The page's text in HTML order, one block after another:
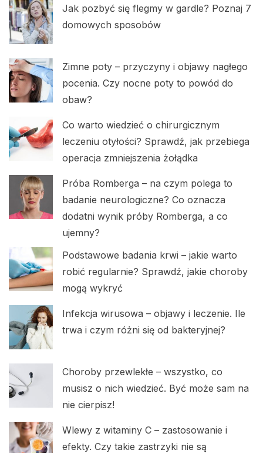
Jak pozbyć się flegmy w gardle? Poznaj 7
domowych sposobów
Zimne poty – przyczyny i objawy nagłego
pocenia. Czy nocne poty to powód do
obaw?
Co warto wiedzieć o chirurgicznym
leczeniu otyłości? Sprawdź, jak przebiega
operacja zmniejszenia żołądka
Próba Romberga – na czym polega to
badanie neurologiczne? Co oznacza
dodatni wynik próby Romberga, a co
ujemny?
Podstawowe badania krwi – jakie warto
robić regularnie? Sprawdź, jakie choroby
mogą wykryć
Infekcja wirusowa – objawy i leczenie. Ile
trwa i czym różni się od bakteryjnej?
Choroby przewlekłe – wszystko, co
musisz o nich wiedzieć. Być może sam na
nie cierpisz!
Wlewy z witaminy C – zastosowanie i
efekty. Czy takie zastrzyki nie są